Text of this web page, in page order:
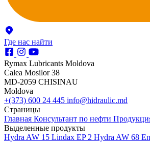
Где нас найти
Rymax Lubricants Moldova
Calea Mosilor 38
MD-2059 CHISINAU
Moldova
+(373) 600 24 445 info@hidraulic.md
Страницы
Главная Консультант по нефти
Выделенные продукты
Hydra AW 15 Lindax EP 2 Hydra AW 68